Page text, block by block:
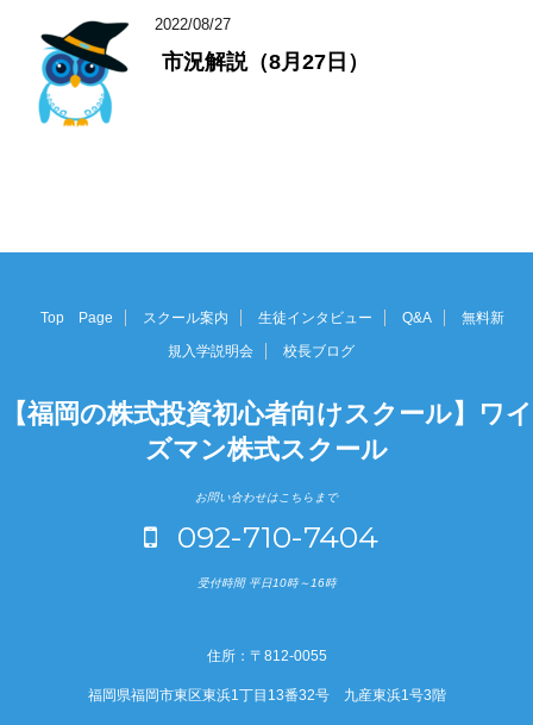
2022/08/27
市況解説（8月27日）
Top Page スクール案内 生徒インタビュー Q&A
無料新
規入学説明会
校長ブログ
【福岡の株式投資初心者向けスクール】ワイ
ズマン株式スクール
お問い合わせはこちらまで
092-710-7404
受付時間 平日10時～16時
住所：〒812-0055
福岡県福岡市東区東浜1丁目13番32号 九産東浜1号3階